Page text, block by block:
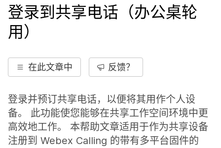
登录到共享电话（办公桌轮
用）
在此文章中 反馈？
登录并预订共享电话，以便将其用作个人设
备。 此功能使您能够在共享工作空间环境中更
高效地工作。 本帮助文章适用于作为共享设备
注册到 Webex Calling 的带有多平台固件的